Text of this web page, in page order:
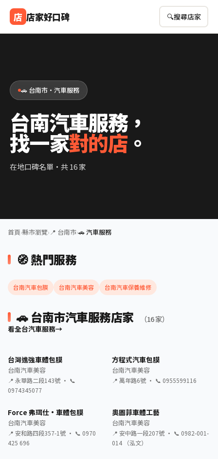
店 店家好口碑 🔍搜尋店家
🚗 台南市・汽車服務
台南汽車服務，
找一家對的店。
在地口碑名單・共 16 家
首頁›縣市瀏覽›📍 台南市›🚗 汽車服務
🧭 熱門服務
台南汽車包膜 台南汽車美容 台南汽車保養維修
🚗 台南市汽車服務店家 （16 家）
看全台汽車服務
台灣進強車體包膜
台南汽車美容
📍 永華路二段143號 · 📞
0974345077
方程式汽車包膜
台南汽車美容
📍 萬年路6號 · 📞 0955599116
Force 弗珥仕·車體包膜
台南汽車美容
📍 安和路四段357-1號 · 📞 0970
425 696
奧圖菲車體工藝
台南汽車美容
📍 安中路一段207號 · 📞 0982-001-
014 （泓文）